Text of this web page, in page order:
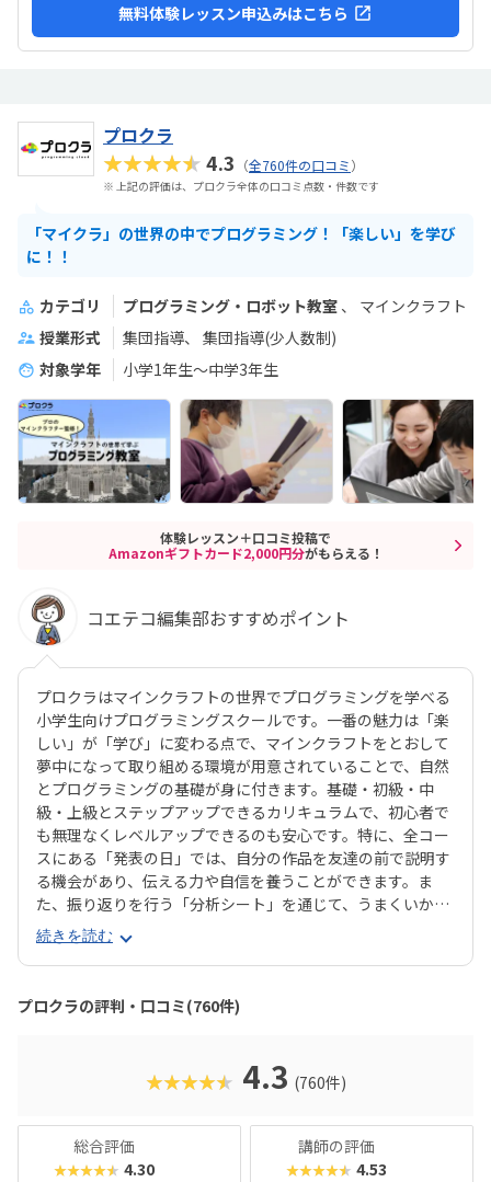
無料体験レッスン申込みはこちら
プロクラ
★★★★★4.3 （全760件の口コミ）
※ 上記の評価は、プロクラ全体の口コミ点数・件数です
「マイクラ」の世界の中でプログラミング！「楽しい」を学び
に！！
カテゴリ プログラミング・ロボット教室
マインクラフト
授業形式
集団指導
集団指導(少人数制)
対象学年
小学1年生～中学3年生
体験レッスン＋口コミ投稿で
Amazonギフトカード2,000円分がもらえる！
コエテコ編集部おすすめポイント
プロクラはマインクラフトの世界でプログラミングを学べる
小学生向けプログラミングスクールです。一番の魅力は「楽
しい」が「学び」に変わる点で、マインクラフトをとおして
夢中になって取り組める環境が用意されていることで、自然
とプログラミングの基礎が身に付きます。基礎・初級・中
級・上級とステップアップできるカリキュラムで、初心者で
も無理なくレベルアップできるのも安心です。特に、全コー
スにある「発表の日」では、自分の作品を友達の前で説明す
る機会があり、伝える力や自信を養うことができます。ま
た、振り返りを行う「分析シート」を通じて、うまくいかな
かった点をどう改善するかを考える習慣が身に付くのも特徴
です。さらに、講師は子どもたちの答えを引き出すコーチン
グ型指導を採用。自分で考え、解決する力を育みます。全国
600以上の教室で展開され、初めてでも安心して参加できる
無料体験も実施中。遊びながら未来につながる力を育てられ
続きを読む
プロクラの評判・口コミ(760件)
★★★★★ 4.3 (760件)
総合評価
★★★★★ 4.30
講師の評価
★★★★★ 4.53